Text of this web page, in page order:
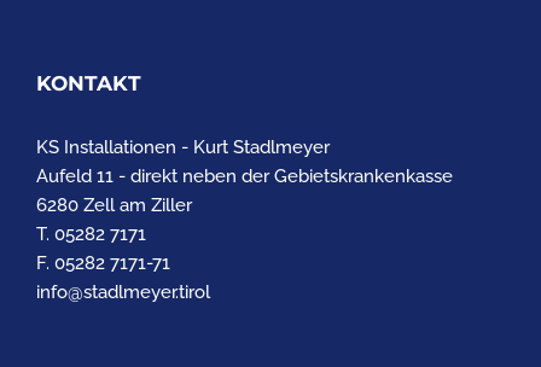
KONTAKT
KS Installationen - Kurt Stadlmeyer
Aufeld 11 - direkt neben der Gebietskrankenkasse
6280 Zell am Ziller
T. 05282 7171
F. 05282 7171-71
info@stadlmeyer.tirol